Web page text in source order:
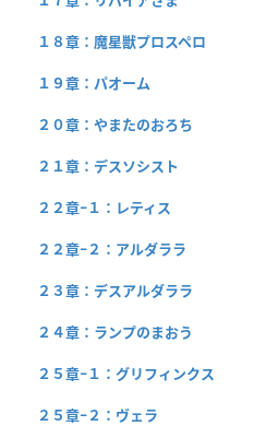
１８章：魔星獣プロスペロ
１９章：パオーム
２０章：やまたのおろち
２１章：デスソシスト
２２章−１：レティス
２２章−２：アルダララ
２３章：デスアルダララ
２４章：ランプのまおう
２５章−１：グリフィンクス
２５章−２：ヴェラ